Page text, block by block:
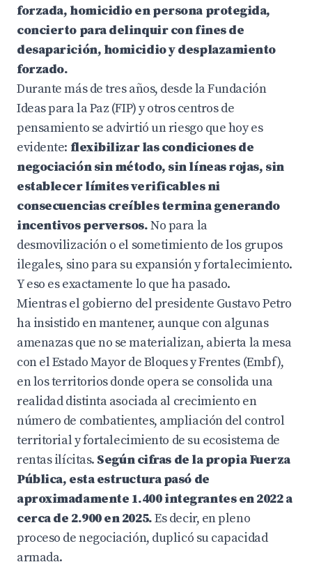
forzada, homicidio en persona protegida,
concierto para delinquir con fines de
desaparición, homicidio y desplazamiento
forzado.
Durante más de tres años, desde la Fundación
Ideas para la Paz (FIP) y otros centros de
pensamiento se advirtió un riesgo que hoy es
evidente: flexibilizar las condiciones de
negociación sin método, sin líneas rojas, sin
establecer límites verificables ni
consecuencias creíbles termina generando
incentivos perversos.No para la
desmovilización o el sometimiento de los grupos
ilegales, sino para su expansión y fortalecimiento.
Y eso es exactamente lo que ha pasado.
Mientras el gobierno del presidente Gustavo Petro
ha insistido en mantener, aunque con algunas
amenazas que no se materializan, abierta la mesa
con el Estado Mayor de Bloques y Frentes (Embf),
en los territorios donde opera se consolida una
realidad distinta asociada al crecimiento en
número de combatientes, ampliación del control
territorial y fortalecimiento de su ecosistema de
rentas ilícitas. Según cifras de la propia Fuerza
Pública, esta estructura pasó de
aproximadamente 1.400 integrantes en 2022 a
cerca de 2.900 en 2025.Es decir, en pleno
proceso de negociación, duplicó su capacidad
armada.